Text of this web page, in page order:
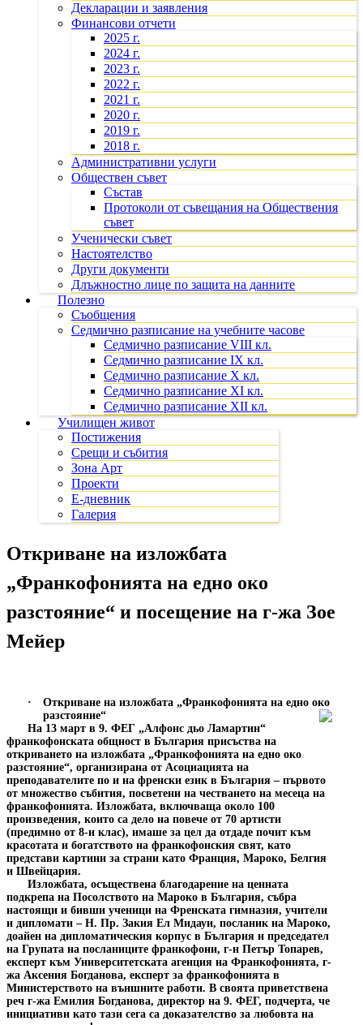
Декларации и заявления
Финансови отчети
2025 г.
2024 г.
2023 г.
2022 г.
2021 г.
2020 г.
2019 г.
2018 г.
Административни услуги
Обществен съвет
Състав
Протоколи от съвещания на Обществения
съвет
Ученически съвет
Настоятелство
Други документи
Длъжностно лице по защита на данните
Полезно
Съобщения
Седмично разписание на учебните часове
Седмично разписание VIII кл.
Седмично разписание IX кл.
Седмично разписание X кл.
Седмично разписание XI кл.
Седмично разписание XII кл.
Училищен живот
Постижения
Срещи и събития
Зона Арт
Проекти
Е-дневник
Галерия
Откриване на изложбата
„Франкофонията на едно око
разстояние“ и посещение на г-жа Зое
Мейер
·
Откриване на изложбата „Франкофонията на едно око
разстояние“
На 13 март в 9. ФЕГ „Алфонс дьо Ламартин“
франкофонската общност в България присъства на
откриването на изложбата „Франкофонията на едно око
разстояние“, организирана от Асоциацията на
преподавателите по и на френски език в България – първото
от множество събития, посветени на честването на месеца на
франкофонията. Изложбата, включваща около 100
произведения, които са дело на повече от 70 артисти
(предимно от 8-и клас), имаше за цел да отдаде почит към
красотата и богатството на франкофонския свят, като
представи картини за страни като Франция, Мароко, Белгия
и Швейцария.
Изложбата, осъществена благодарение на ценната
подкрепа на Посолството на Мароко в България, събра
настоящи и бивши ученици на Френската гимназия, учители
и дипломати – Н. Пр. Закия Ел Мидауи, посланик на Мароко,
доайен на дипломатическия корпус в България и председател
на Групата на посланиците франкофони, г-н Петър Топарев,
експерт към Университетската агенция на Франкофонията, г-
жа Аксения Богданова, експерт за франкофонията в
Министерството на външните работи. В своята приветствена
реч г-жа Емилия Богданова, директор на 9. ФЕГ, подчерта, че
инициативи като тази сега са доказателство за любовта на